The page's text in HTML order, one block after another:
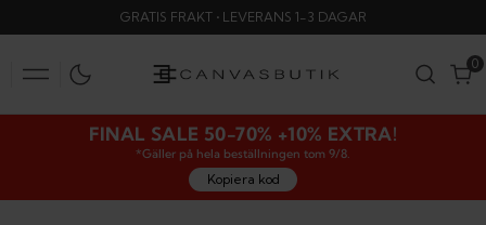
TO
GRATIS FRAKT • LEVERANS 1-3 DAGAR
00
FINAL SALE 50-70% +10% EXTRA!
*Gäller på hela beställningen tom 9/8.
Kopiera kod